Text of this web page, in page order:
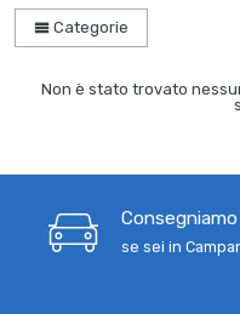
Categorie
Non è stato trovato
Consegniamo
se sei in